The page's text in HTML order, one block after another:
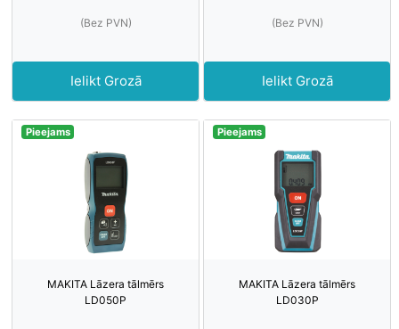
(Bez PVN)
Ielikt Grozā
(Bez PVN)
Ielikt Grozā
Pieejams
MAKITA Lāzera tālmērs
LD050P
Pieejams
MAKITA Lāzera tālmērs
LD030P